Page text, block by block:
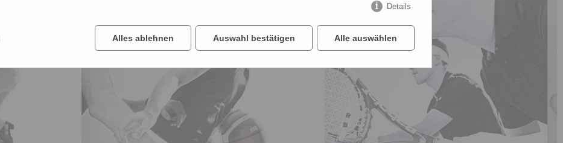
Details
Alles ablehnen Auswahl bestätigen Alle auswählen